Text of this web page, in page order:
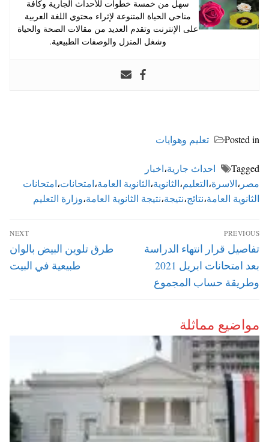
سهل من خمسة خطوات للأحداث الجارية وكافة
مناحي الحياة المتنوعة لإثراء محتوي اللغة العربية
على الإنترنت وتقدم العديد من مقالات الصحة والحياة
وشغل المنزل والوصفات الطبيعية.
Posted in تعليم وهوايات
Tagged احداث جارية،اخبار
مصر ،الاسرة،التعليم،الثانوية،الثانوية العامة،امتحانات،امتحانات
الثانوية العامة،نتائج،نتيجة،نتيجة الثانوية العامة،وزارة التعليم
تصفّح
المقالات
PREVIOUS
Previous
post:
تفاصيل قرار انتهاء الدراسة
بعد امتحانات ابريل 2021
وطريقة حساب المجموع
NEXT
Next
طرق تلوين البيض بالوان
طبيعية في البيت
مواضيع مماثلة